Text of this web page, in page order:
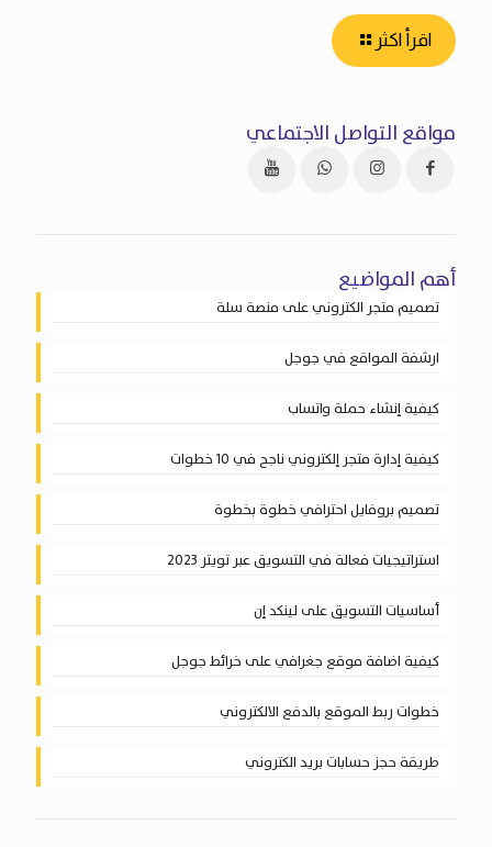
اقرأ اكثر
مواقع التواصل الاجتماعي
أهم المواضيع
تصميم متجر الكتروني على منصة سلة
ارشفة المواقع في جوجل
كيفية إنشاء حملة واتساب
كيفية إدارة متجر إلكتروني ناجح في 10 خطوات
تصميم بروفايل احترافي خطوة بخطوة
استراتيجيات فعالة في التسويق عبر تويتر 2023
أساسيات التسويق على لينكد إن
كيفية اضافة موقع جغرافي على خرائط جوجل
خطوات ربط الموقع بالدفع الالكتروني
طريقة حجز حسابات بريد الكتروني